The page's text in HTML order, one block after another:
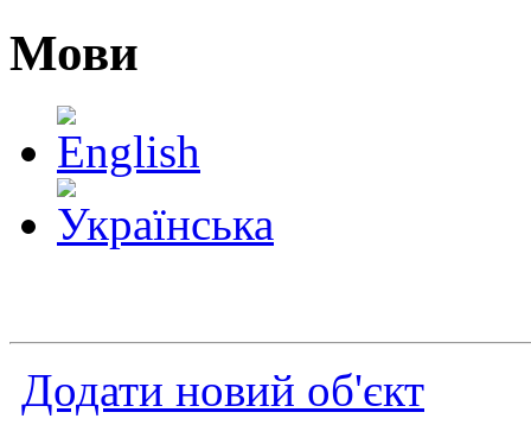
Мови
Додати новий об'єкт